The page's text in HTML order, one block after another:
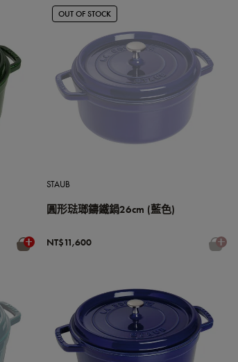
OUT OF STOCK
STAUB
圓形琺瑯鑄鐵鍋26cm (藍色)
NT$11,600